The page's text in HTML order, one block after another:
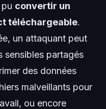
convertir un
téléchargeable.
un attaquant peut
sensibles partagés
des données
malveillants pour
ou encore